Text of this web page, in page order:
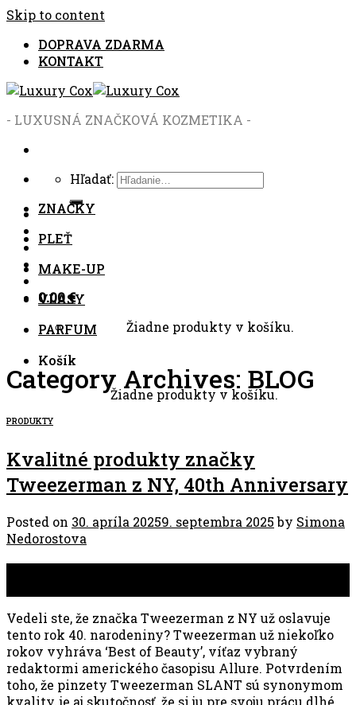
Skip to content
DOPRAVA ZDARMA
KONTAKT
- LUXUSNÁ ZNAČKOVÁ KOZMETIKA -
Hľadať:
0.00€
Žiadne produkty v košíku.
Košík
Žiadne produkty v košíku.
ZNAČKY
PLEŤ
MAKE-UP
VLASY
PARFUM
Category Archives: BLOG
PRODUKTY
Kvalitné produkty značky
Tweezerman z NY, 40th Anniversary
Posted on 30. apríla 20259. septembra 2025by Simona
Nedorostova
Vedeli ste, že značka Tweezerman z NY už oslavuje
tento rok 40. narodeniny? Tweezerman už niekoľko
rokov vyhráva ‘Best of Beauty’, víťaz vybraný
redaktormi amerického časopisu Allure. Potvrdením
toho, že pinzety Tweezerman SLANT sú synonymom
kvality, je aj skutočnosť, že si ju pre svoju prácu dlhé